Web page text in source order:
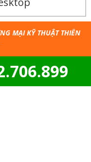
MẠI KỸ THUẬT THIÊN